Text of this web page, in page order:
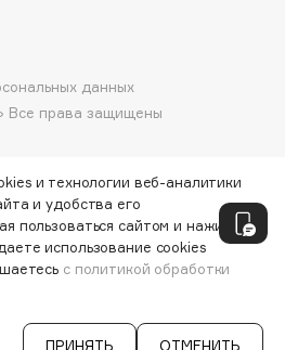
Все права защищены
данных
и технологии веб-аналитики
и удобства его
пользоваться сайтом и нажимая
использование cookies
с политикой обработки
ПРИНЯТЬ ОТМЕНИТЬ